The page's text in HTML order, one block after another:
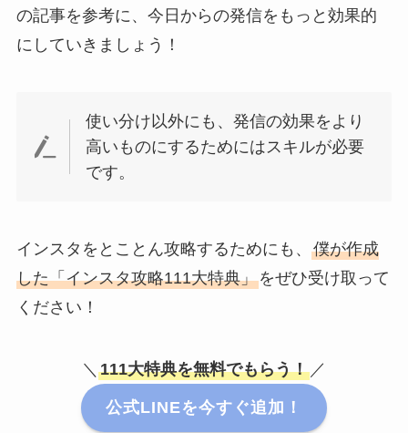
の記事を参考に、今日からの発信をもっと効果的
にしていきましょう！
使い分け以外にも、発信の効果をより
高いものにするためにはスキルが必要
です。
インスタをとことん攻略するためにも、 僕が作成
した「インスタ攻略111大特典」をぜひ受け取って
ください！
＼ 111大特典を無料でもらう！ ／
公式LINEを今すぐ追加！